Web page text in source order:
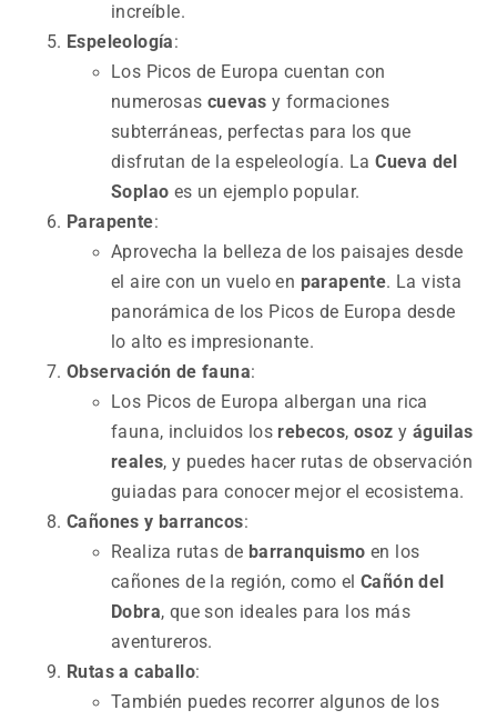
increíble.
Espeleología:
Los Picos de Europa cuentan con
numerosascuevas y formaciones
subterráneas, perfectas para los que
disfrutan de la espeleología. LaCueva del
Soplao es un ejemplo popular.
Parapente:
Aprovecha la belleza de los paisajes desde
el aire con un vuelo en parapente. La vista
panorámica de los Picos de Europa desde
lo alto es impresionante.
Observación de fauna:
Los Picos de Europa albergan una rica
fauna, incluidos los rebecos,osoz y águilas
reales, y puedes hacer rutas de observación
guiadas para conocer mejor el ecosistema.
Cañones y barrancos:
Realiza rutas de barranquismo en los
cañones de la región, como el Cañón del
Dobra, que son ideales para los más
aventureros.
Rutas a caballo:
También puedes recorrer algunos de los